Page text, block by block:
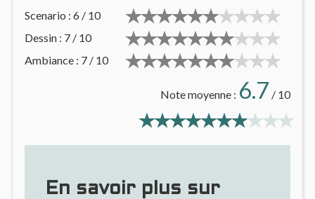
Scenario : 6 / 10
Dessin : 7 / 10
Ambiance : 7 / 10
Note moyenne : 6.7 / 10
En savoir plus sur